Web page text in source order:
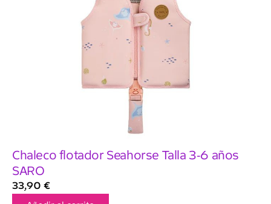
Chaleco flotador Seahorse Talla 3-6 años
SARO
33,90 €